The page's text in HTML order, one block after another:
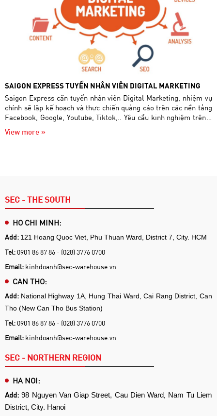
SAIGON EXPRESS TUYỂN NHÂN VIÊN DIGITAL MARKETING
Saigon Express cần tuyển nhân viên Digital Marketing, nhiệm vụ
chính sẽ lập kế hoạch và thực chiến quảng cáo trên các nền tảng
Facebook, Google, Youtube, Tiktok,.. Yêu cầu kinh nghiệm trên 1
năm
View more »
SEC - THE SOUTH
HO CHI MINH:
Add: 121 Hoang Quoc Viet, Phu Thuan Ward, District 7, City. HCM
Tel: 0901 86 87 86 - (028) 3776 0700
Email: kinhdoanh@sec-warehouse.vn
CAN THO:
Add: National Highway 1A, Hung Thai Ward, Cai Rang District, Can
Tho (New Can Tho Bus Station)
Tel: 0901 86 87 86 - (028) 3776 0700
Email: kinhdoanh@sec-warehouse.vn
SEC - NORTHERN REGION
HA NOI:
Add:98 Nguyen Van Giap Street, Cau Dien Ward, Nam Tu Liem
District, City. Hanoi